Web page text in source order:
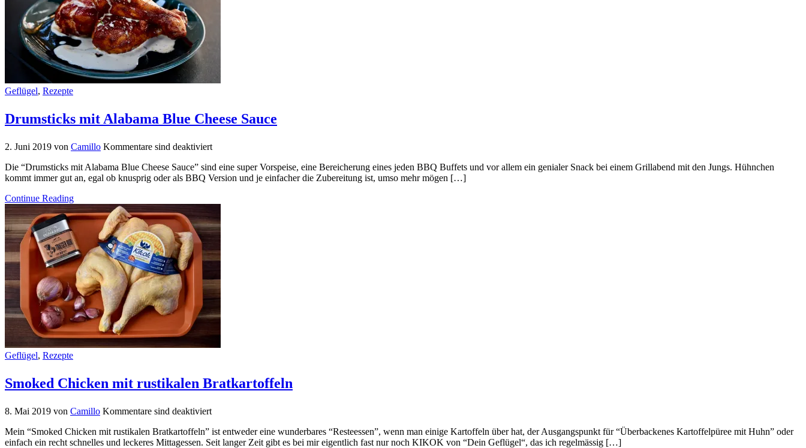
Geflügel, Rezepte
Drumsticks mit Alabama Blue Cheese Sauce
2. Juni 2019 von Camillo Kommentare sind deaktiviert
Die “Drumsticks mit Alabama Blue Cheese Sauce” sind eine super Vorspeise, eine Bereicherung eines jeden BBQ Buffets und vor allem ein genialer Snack bei einem Grillabend mit den Jungs. Hühnchen
kommt immer gut an, egal ob knusprig oder als BBQ Version und je einfacher die Zubereitung ist, umso mehr mögen […]
Continue Reading
Geflügel, Rezepte
Smoked Chicken mit rustikalen Bratkartoffeln
8. Mai 2019 von Camillo Kommentare sind deaktiviert
Mein “Smoked Chicken mit rustikalen Bratkartoffeln” ist entweder eine wunderbares “Resteessen”, wenn man einige Kartoffeln über hat, der Ausgangspunkt für “Überbackenes Kartoffelpüree mit Huhn” oder
einfach ein recht schnelles und leckeres Mittagessen. Seit langer Zeit gibt es bei mir eigentlich fast nur noch KIKOK von “Dein Geflügel“, das ich regelmässig […]